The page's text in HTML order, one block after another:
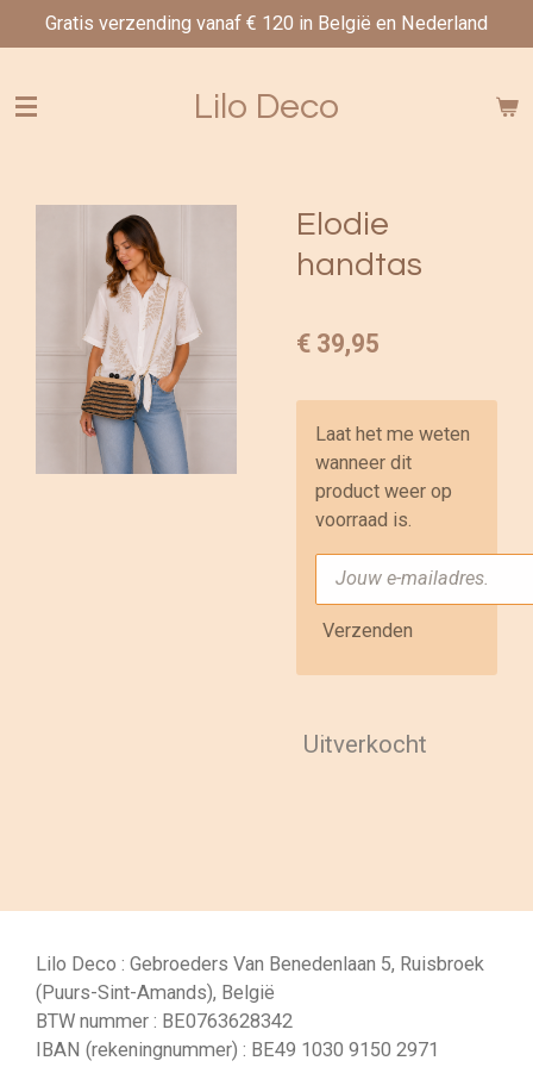
direct
de
Gratis verzending vanaf € 120 in België en Nederland
Lilo Deco
Elodie
handtas
€ 39,95
Laat het me weten
wanneer dit
product weer op
voorraad is.
Verzenden
Uitverkocht
Lilo Deco : Gebroeders Van Benedenlaan 5, Ruisbroek
(Puurs-Sint-Amands), België
BTW nummer : BE0763628342
IBAN (rekeningnummer) : BE49 1030 9150 2971